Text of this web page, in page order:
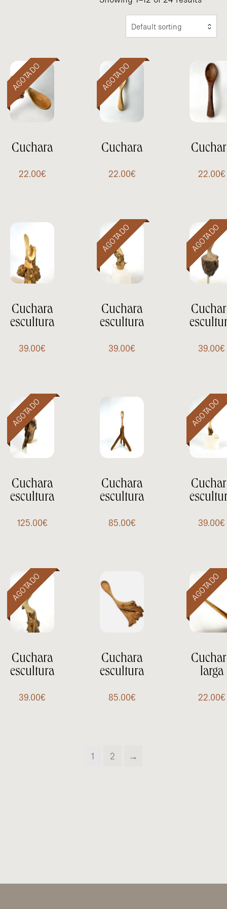
Default sorting
Cuchara
22.00€
Cuchara
22.00€ 22.00€
Cuchara
escultura
39.00€
Cuchara
escultura
39.00€ 39.00€
Cuchara
escultura
125.00€
Cuchara
escultura
85.00€ 39.00€
Cuchara
escultura
39.00€
Cuchara
escultura
85.00€
larga
22.00€
1 2 →